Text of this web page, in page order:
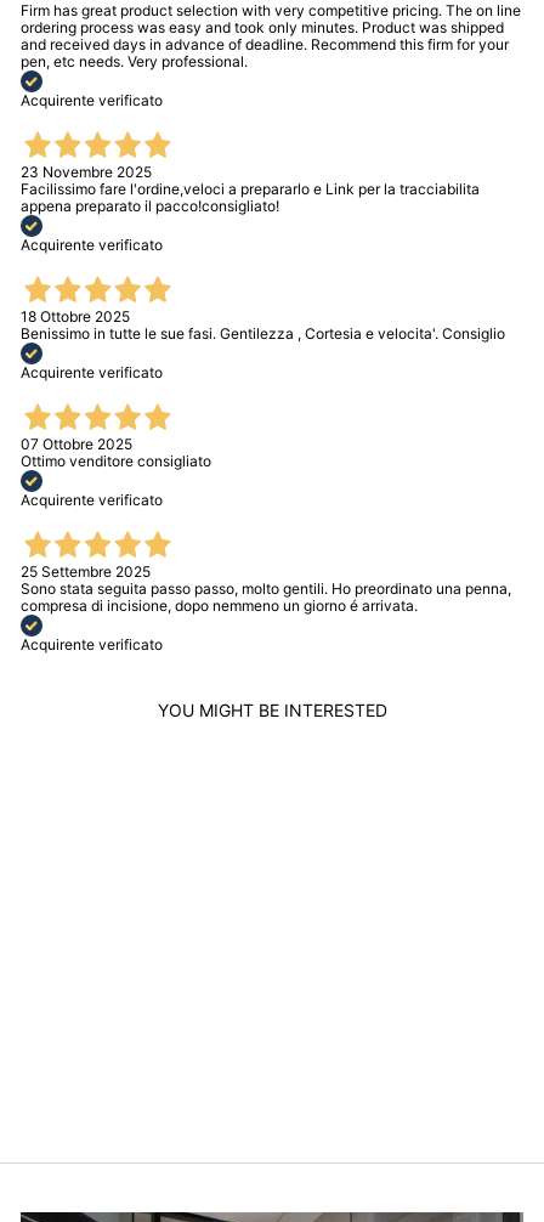
Firm has great product selection with very competitive pricing. The on line
ordering process was easy and took only minutes. Product was shipped
and received days in advance of deadline. Recommend this firm for your
pen, etc needs. Very professional.
Acquirente verificato
23 Novembre 2025
Facilissimo fare l'ordine,veloci a prepararlo e Link per la tracciabilita
appena preparato il pacco!consigliato!
Acquirente verificato
18 Ottobre 2025
Benissimo in tutte le sue fasi. Gentilezza , Cortesia e velocita'. Consiglio
Acquirente verificato
07 Ottobre 2025
Ottimo venditore consigliato
Acquirente verificato
25 Settembre 2025
Sono stata seguita passo passo, molto gentili. Ho preordinato una penna,
compresa di incisione, dopo nemmeno un giorno é arrivata.
Acquirente verificato
YOU MIGHT BE INTERESTED